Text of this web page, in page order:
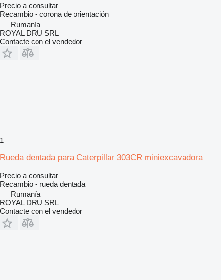
Precio a consultar
Recambio - corona de orientación
Rumanía
ROYAL DRU SRL
Contacte con el vendedor
1
Rueda dentada para Caterpillar 303CR miniexcavadora
Precio a consultar
Recambio - rueda dentada
Rumanía
ROYAL DRU SRL
Contacte con el vendedor